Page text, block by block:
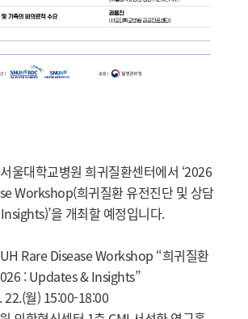
울대학교병원 희귀질환센터에서 ‘2026
Workshop(희귀질환 유전진단 및 상담
을 개최할 예정입니다.
Rare Disease Workshop “희귀질환
: Updates & Insights”
월) 15:00-18:00